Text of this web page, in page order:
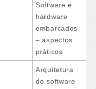
Software e
hardware
embarcados
– aspectos
práticos
Arquitetura
do software